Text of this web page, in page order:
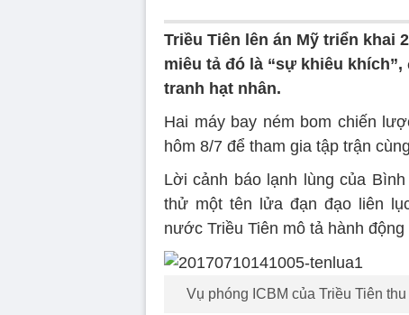
Triều Tiên lên án Mỹ triển
miêu tả đó là “sự khiêu
tranh hạt nhân.
Hai máy bay ném bom chiến
hôm 8/7 để tham gia tập trận
Lời cảnh báo lạnh lùng của
thử một tên lửa đạn đạo liên
nước Triều Tiên mô tả hành
Vụ phóng ICBM của Triều Tiên